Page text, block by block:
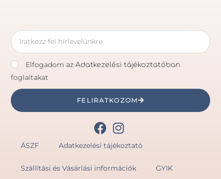
Elfogadom azAdatkezelési tájékoztatóban
foglaltakat
FELIRATKOZOM
ÁSZF Adatkezelési tájékoztató
Szállítási és Vásárlási információk GYIK